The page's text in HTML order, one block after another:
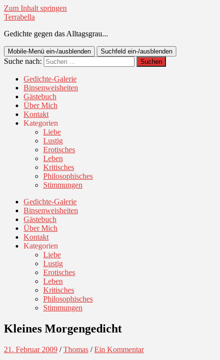
Zum Inhalt springen
Terrabella
Gedichte gegen das Alltagsgrau...
Mobile-Menü ein-/ausblenden Suchfeld ein-/ausblenden
Suche nach:
Gedichte-Galerie
Binsenweisheiten
Gästebuch
Über Mich
Kontakt
Kategorien
Liebe
Lustig
Erotisches
Leben
Kritisches
Philosophisches
Stimmungen
Gedichte-Galerie
Binsenweisheiten
Gästebuch
Über Mich
Kontakt
Kategorien
Liebe
Lustig
Erotisches
Leben
Kritisches
Philosophisches
Stimmungen
Kleines Morgengedicht
21. Februar 2009 /Thomas /Ein Kommentar